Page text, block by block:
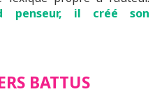
penseur, il créé son
BATTUS